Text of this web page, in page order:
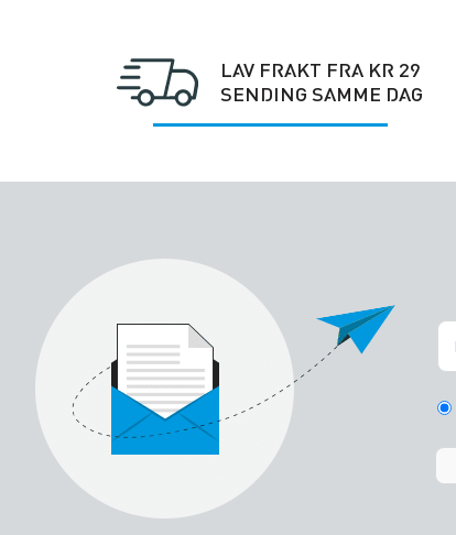
LAV FRAKT FRA KR 29
SENDING SAMME DAG